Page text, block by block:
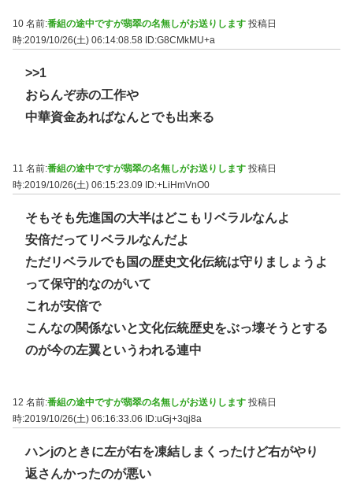
10 名前:番組の途中ですが翡翠の名無しがお送りします 投稿日
時:2019/10/26(土) 06:14:08.58 ID:G8CMkMU+a
>>1
おらんぞ赤の工作や
中華資金あればなんとでも出来る
11 名前:番組の途中ですが翡翠の名無しがお送りします 投稿日
時:2019/10/26(土) 06:15:23.09
ID:+LiHmVnO0
そもそも先進国の大半はどこもリベラルなんよ
安倍だってリベラルなんだよ
ただリベラルでも国の歴史文化伝統は守りましょうよ
って保守的なのがいて
これが安倍で
こんなの関係ないと文化伝統歴史をぶっ壊そうとする
のが今の左翼というわれる連中
12 名前:番組の途中ですが翡翠の名無しがお送りします 投稿日
時:2019/10/26(土) 06:16:33.06 ID:uGj+3qj8a
ハンjのときに左が右を凍結しまくったけど右がやり
返さんかったのが悪い